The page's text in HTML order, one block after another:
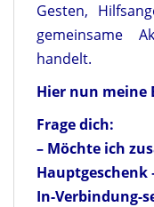
Gesten,
gemeinsame
handelt.
Hier nun meine
Frage dich:
– Möchte ich
Hauptgeschenk
In-Verbindung-